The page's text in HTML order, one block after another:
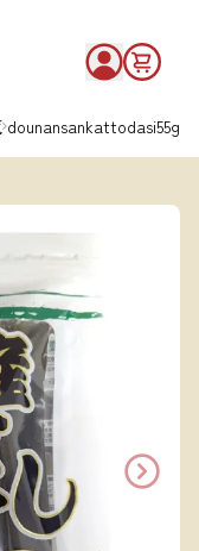
dounansankattodasi55g